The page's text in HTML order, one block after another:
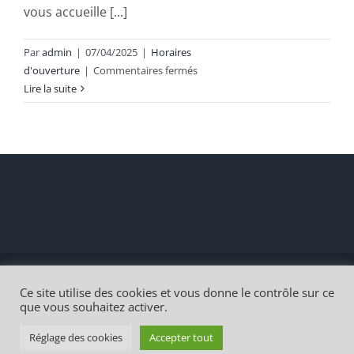
vous accueille [...]
Paradmin | 07/04/2025 | Horaires
d'ouverture | Commentaires ferméssur
Accueils
Lire la suite
Connexion| Tous droits réservés
Facebook
Ce site utilise des cookies et vous donne le contrôle sur ce
que vous souhaitez activer.
Réglage des cookies Accepter tout